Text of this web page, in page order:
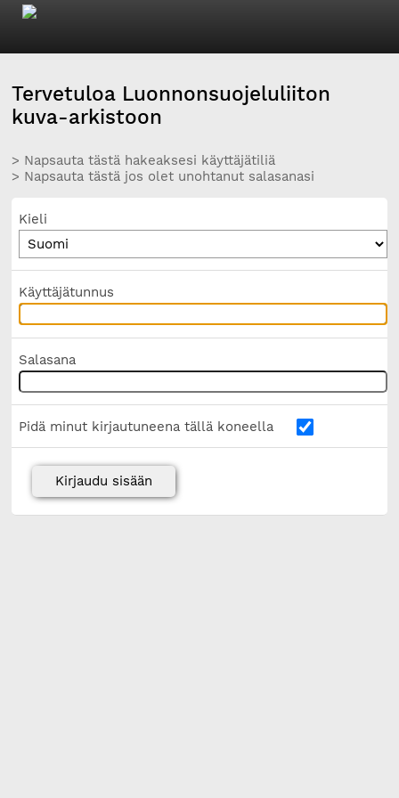
Tervetuloa Luonnonsuojeluliiton
kuva-arkistoon
> Napsauta tästä hakeaksesi käyttäjätiliä
> Napsauta tästä jos olet unohtanut salasanasi
Kieli
Käyttäjätunnus
Salasana
Pidä minut kirjautuneena tällä koneella